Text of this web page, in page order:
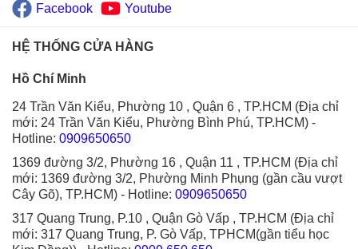
Facebook Youtube
HỆ THỐNG CỬA HÀNG
Hồ Chí Minh
24 Trần Văn Kiểu, Phường 10 , Quận 6 , TP.HCM (Địa chỉ
mới: 24 Trần Văn Kiểu, Phường Bình Phú, TP.HCM) -
Hotline: 0909650650
1369 đường 3/2, Phường 16 , Quận 11 , TP.HCM (Địa chỉ
mới: 1369 đường 3/2, Phường Minh Phụng (gần cầu vượt
Cây Gõ), TP.HCM) - Hotline: 0909650650
317 Quang Trung, P.10 , Quận Gò Vấp , TP.HCM (Địa chỉ
mới: 317 Quang Trung, P. Gò Vấp, TPHCM(gần tiểu học